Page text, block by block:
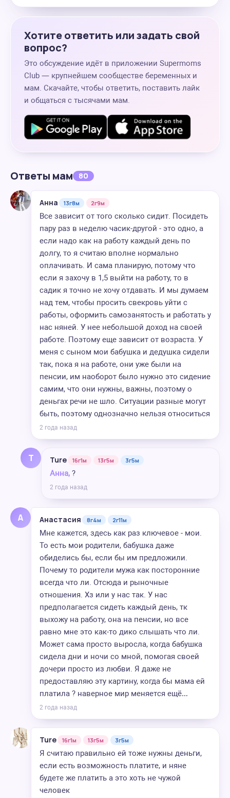
Хотите ответить или задать свой
вопрос?
Это обсуждение идёт в приложении Supermoms
Club — крупнейшем сообществе беременных и
мам. Скачайте, чтобы ответить, поставить лайк
и общаться с тысячами мам.
Ответы мам 80
Анна 13г8м 2г9м
Все зависит от того сколько сидит. Посидеть
пару раз в неделю часик-другой - это одно, а
если надо как на работу каждый день по
долгу, то я считаю вполне нормально
оплачивать. И сама планирую, потому что
если я захочу в 1,5 выйти на работу, то в
садик я точно не хочу отдавать. И мы думаем
над тем, чтобы просить свекровь уйти с
работы, оформить самозанятость и работать у
нас няней. У нее небольшой доход на своей
работе. Поэтому еще зависит от возраста. У
меня с сыном мои бабушка и дедушка сидели
так, пока я на работе, они уже были на
пенсии, им наоборот было нужно это сидение
самим, что они нужны, важны, поэтому о
деньгах речи не шло. Ситуации разные могут
быть, поэтому однозначно нельзя относиться
2 года назад
T Ture 16г1м 13г5м 3г5м
Анна, ?
2 года назад
А Анастасия 8г4м 2г11м
Мне кажется, здесь как раз ключевое - мои.
То есть мои родители, бабушка даже
обиделись бы, если бы им предложили.
Почему то родители мужа как посторонние
всегда что ли. Отсюда и рыночные
отношения. Хз или у нас так. У нас
предполагается сидеть каждый день, тк
выхожу на работу, она на пенсии, но все
равно мне это как-то дико слышать что ли.
Может сама просто выросла, когда бабушка
сидела дни и ночи со мной, помогая своей
дочери просто из любви. Я даже не
предоставляю эту картину, когда бы мама ей
платила ? наверное мир меняется ещё…
2 года назад
Ture 16г1м 13г5м 3г5м
Я считаю правильно ей тоже нужны деньги,
если есть возможность платите, и няне
будете же платить а это хоть не чужой
человек